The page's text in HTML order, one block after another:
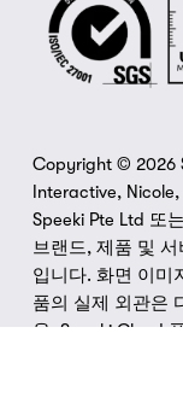
Copyright © 2026
Interactive,
Speeki Pte Ltd 또
브랜드, 제품 및
입니다. 화면 이미
품의 실제 외관은
용: Speeki Cloud